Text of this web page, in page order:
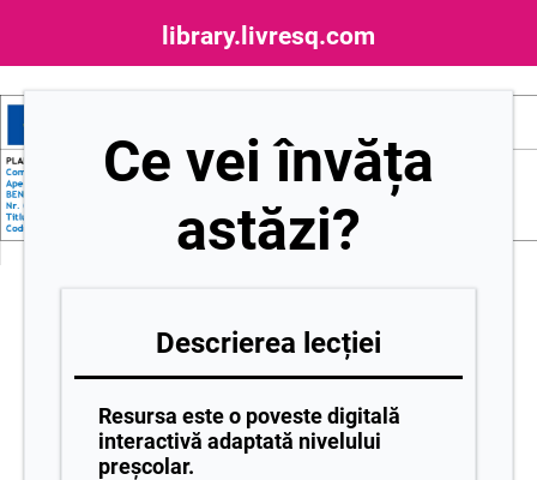
library.livresq.com
Ce vei învăța
astăzi?
Descrierea lecției
Resursa este o poveste digitală
interactivă adaptată nivelului
preșcolar.